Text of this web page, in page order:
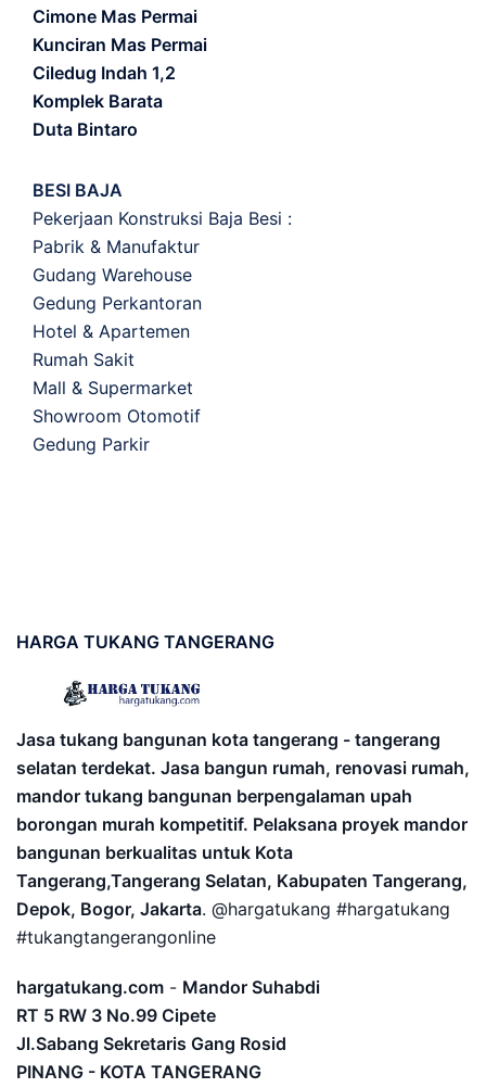
Cimone Mas Permai
Kunciran Mas Permai
Ciledug Indah 1,2
Komplek Barata
Duta Bintaro
BESI BAJA
Pekerjaan Konstruksi Baja Besi :
Pabrik & Manufaktur
Gudang Warehouse
Gedung Perkantoran
Hotel & Apartemen
Rumah Sakit
Mall & Supermarket
Showroom Otomotif
Gedung Parkir
HARGA TUKANG TANGERANG
Jasa tukang bangunan kota tangerang - tangerang
selatan terdekat. Jasa bangun rumah, renovasi rumah,
mandor tukang bangunan berpengalaman upah
borongan murah kompetitif. Pelaksana proyek mandor
bangunan berkualitas untuk Kota
Tangerang,Tangerang Selatan, Kabupaten Tangerang,
Depok, Bogor, Jakarta. @hargatukang #hargatukang
#tukangtangerangonline
hargatukang.com - Mandor Suhabdi
RT 5 RW 3 No.99 Cipete
Jl.Sabang Sekretaris Gang Rosid
PINANG - KOTA TANGERANG